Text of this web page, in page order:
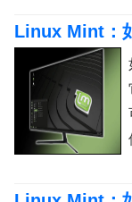
Linux Mint：